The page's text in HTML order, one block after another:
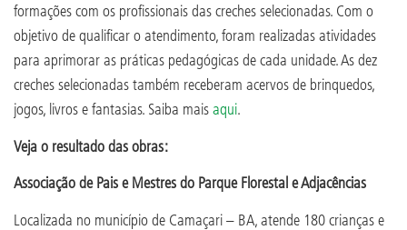
formações com os profissionais das creches selecionadas. Com o
objetivo de qualificar o atendimento, foram realizadas atividades
para aprimorar as práticas pedagógicas de cada unidade. As dez
creches selecionadas também receberam acervos de brinquedos,
jogos, livros e fantasias. Saiba maisaqui.
Veja o resultado das obras:
Associação de Pais e Mestres do Parque Florestal e Adjacências
Localizada no município de Camaçari – BA, atende 180 crianças e